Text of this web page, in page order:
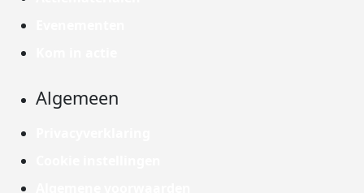
Algemeen